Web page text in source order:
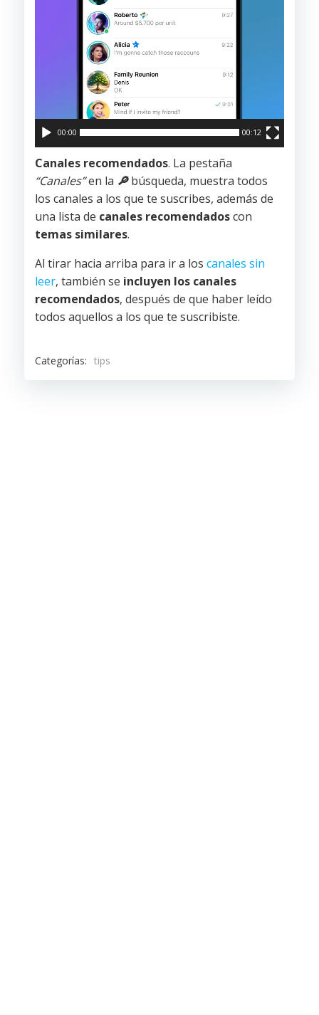
00:00 00:12
Canales recomendados. La pestaña
“Canales”en la 🔎búsqueda, muestra todos
los canales a los que te suscribes, además de
una lista de canales recomendadoscon
temas similares.
Al tirar hacia arriba para ir a los canales sin
leer, también se incluyen los canales
recomendados, después de que haber leído
todos aquellos a los que te suscribiste.
Categorías: tips